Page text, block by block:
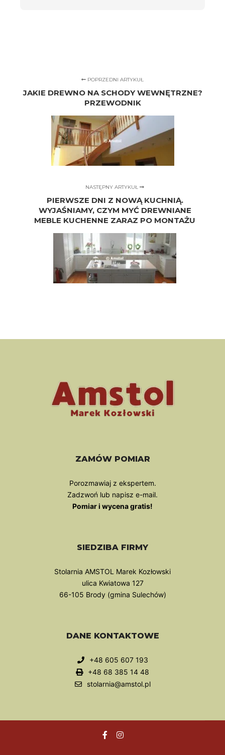
POPRZEDNI ARTYKUŁ
JAKIE DREWNO NA SCHODY WEWNĘTRZNE?
PRZEWODNIK
NASTĘPNY ARTYKUŁ
PIERWSZE DNI Z NOWĄ KUCHNIĄ.
WYJAŚNIAMY, CZYM MYĆ DREWNIANE
MEBLE KUCHENNE ZARAZ PO MONTAŻU
ZAMÓW POMIAR
Porozmawiaj z ekspertem.
Zadzwoń lub napisz e-mail.
Pomiar i wycena gratis!
SIEDZIBA FIRMY
Stolarnia AMSTOL Marek Kozłowski
ulica Kwiatowa 127
66-105 Brody (gmina Sulechów)
DANE KONTAKTOWE
+48 605 607 193
+48 68 385 14 48
stolarnia@amstol.pl